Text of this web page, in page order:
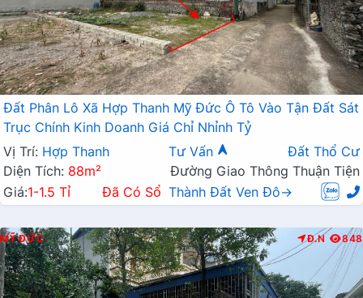
Đất Phân Lô Xã Hợp Thanh Mỹ Đức Ô Tô Vào Tận Đất Sát
Trục Chính Kinh Doanh Giá Chỉ Nhỉnh Tỷ
Vị Trí: Hợp Thanh Tư Vấn
Đất Thổ Cư
Diện Tích: 88m²
Đường Giao Thông Thuận Tiện
Giá:1-1.5 Tỉ Đã Có Sổ Thành Đất Ven Đô→
MỸ ĐỨC Đ.N 848